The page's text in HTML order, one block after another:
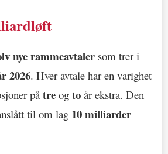
nye rammeavtaler som trer i
2026. Hver avtale har en varighet
påtre og to år ekstra. Den
til om lag 10 milliarder